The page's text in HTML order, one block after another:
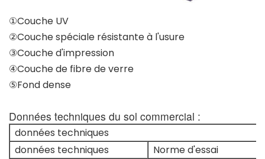
①Couche UV
②Couche spéciale résistante à l'usure
③Couche d'impression
④Couche de fibre de verre
⑤Fond dense
Données techniques du sol commercial :
données techniques
données techniques
Norme d'essai